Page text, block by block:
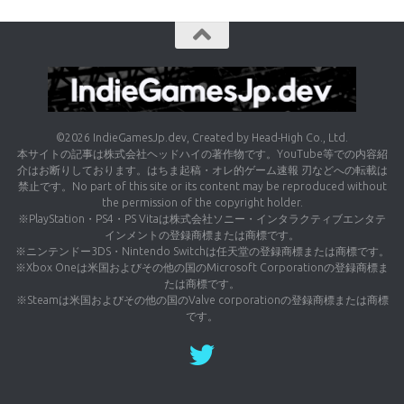
©2026 IndieGamesJp.dev, Created by Head-High Co., Ltd.
本サイトの記事は株式会社ヘッドハイの著作物です。YouTube等での内容紹
介はお断りしております。はちま起稿・オレ的ゲーム速報 刃などへの転載は
禁止です。No part of this site or its content may be reproduced without
the permission of the copyright holder.
※PlayStation・PS4・PS Vitaは株式会社ソニー・インタラクティブエンタテ
インメントの登録商標または商標です。
※ニンテンドー3DS・Nintendo Switchは任天堂の登録商標または商標です。
※Xbox Oneは米国およびその他の国のMicrosoft Corporationの登録商標ま
たは商標です。
※Steamは米国およびその他の国のValve corporationの登録商標または商標
です。